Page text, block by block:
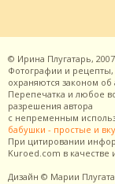
© Ирина Плугатарь,
Фотографии и рецепты,
охраняются законом об
Перепечатка и любое
разрешения автора
с непременным
бабушки - простые и
При цитировании
Kuroed.com в качестве
Дизайн © Марии